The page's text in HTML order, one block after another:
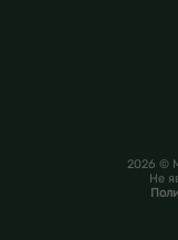
2026 ©
Не